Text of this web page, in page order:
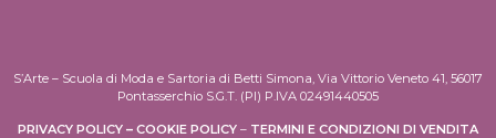
S’Arte – Scuola di Moda e Sartoria di Betti Simona, Via Vittorio Veneto 41, 56017
Pontasserchio S.G.T. (PI) P.IVA 02491440505
PRIVACY POLICY – COOKIE POLICY – TERMINI E CONDIZIONI DI VENDITA